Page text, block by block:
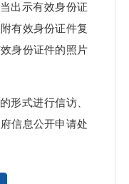
出示有效身份证
有效身份证件复
身份证件的照片
形式进行信访、
信息公开申请处